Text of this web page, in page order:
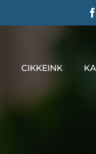
CIKKEINK